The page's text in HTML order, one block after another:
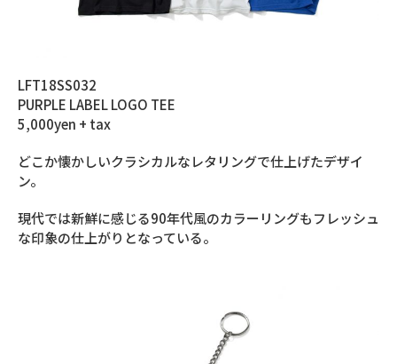
LFT18SS032
PURPLE LABEL LOGO TEE
5,000yen + tax
どこか懐かしいクラシカルなレタリングで仕上げたデザイ
ン。
現代では新鮮に感じる90年代風のカラーリングもフレッシュ
な印象の仕上がりとなっている。